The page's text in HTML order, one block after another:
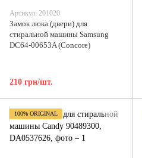
Артикул: 201020
Замок люка (двери) для
стиральной машины Samsung
DC64-00653A (Concore)
210 грн/шт.
100% ORIGINAL